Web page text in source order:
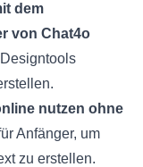
dem
von Chat4o
nutzen ohne
Anfänger, um
zu erstellen.